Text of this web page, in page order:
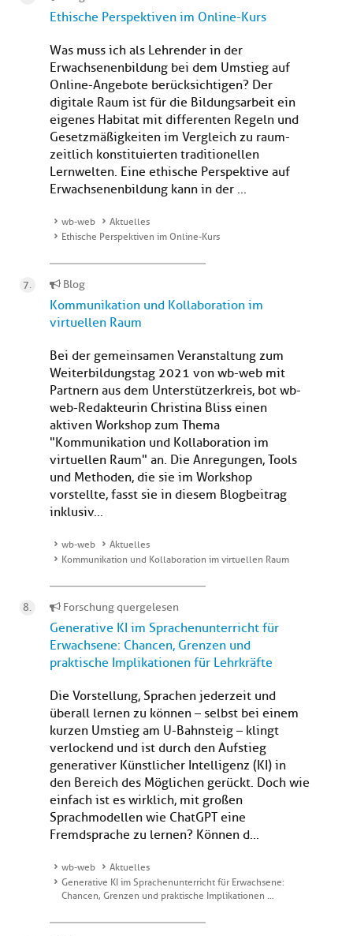
Ethische Perspektiven im Online-Kurs
Was muss ich als Lehrender in der
Erwachsenenbildung bei dem Umstieg auf
Online-Angebote berücksichtigen? Der
digitale Raum ist für die Bildungsarbeit ein
eigenes Habitat mit differenten Regeln und
Gesetzmäßigkeiten im Vergleich zu raum-
zeitlich konstituierten traditionellen
Lernwelten. Eine ethische Perspektive auf
Erwachsenenbildung kann in der ...
wb-web
Aktuelles
Ethische Perspektiven im Online-Kurs
Blog
Kommunikation und Kollaboration im
virtuellen Raum
Bei der gemeinsamen Veranstaltung zum
Weiterbildungstag 2021 von wb-web mit
Partnern aus dem Unterstützerkreis, bot wb-
web-Redakteurin Christina Bliss einen
aktiven Workshop zum Thema
"Kommunikation und Kollaboration im
virtuellen Raum" an. Die Anregungen, Tools
und Methoden, die sie im Workshop
vorstellte, fasst sie in diesem Blogbeitrag
inklusiv...
wb-web
Aktuelles
Kommunikation und Kollaboration im virtuellen Raum
Forschung quergelesen
Generative KI im Sprachenunterricht für
Erwachsene: Chancen, Grenzen und
praktische Implikationen für Lehrkräfte
Die Vorstellung, Sprachen jederzeit und
überall lernen zu können – selbst bei einem
kurzen Umstieg am U-Bahnsteig – klingt
verlockend und ist durch den Aufstieg
generativer Künstlicher Intelligenz (KI) in
den Bereich des Möglichen gerückt. Doch wie
einfach ist es wirklich, mit großen
Sprachmodellen wie ChatGPT eine
Fremdsprache zu lernen? Können d...
wb-web
Aktuelles
Generative KI im Sprachenunterricht für Erwachsene:
Chancen, Grenzen und praktische Implikationen …